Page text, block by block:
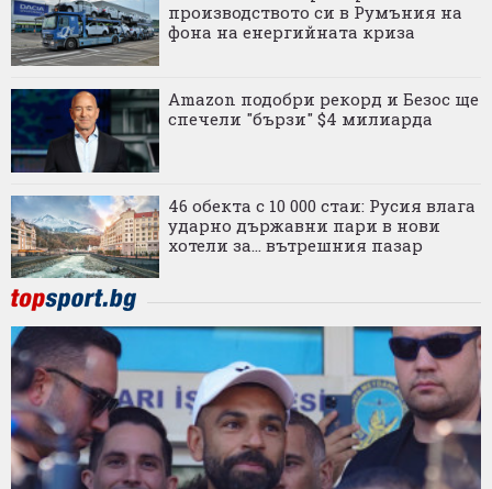
производството си в Румъния на
фона на енергийната криза
Amazon подобри рекорд и Безос ще
спечели "бързи" $4 милиарда
46 обекта с 10 000 стаи: Русия влага
ударно държавни пари в нови
хотели за... вътрешния пазар